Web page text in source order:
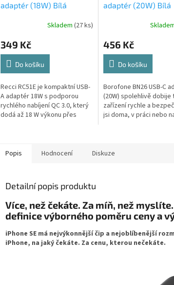
adaptér (18W) Bílá
Skladem (27 ks)
349 Kč
Do košíku
Recci RC51E je kompaktní USB-
A adaptér 18W s podporou
rychlého nabíjení QC 3.0, který
dodá až 18 W výkonu přes
adaptér (20W) Bílá
456 Kč
Do košíku
Borofone BN26 USB-C
(20W) spolehlivě dobije
zařízení rychle a
jsi doma, v práci nebo
Popis Hodnocení Diskuze
Detailní popis produktu
Více, než čekáte. Za míň, než
definice výborného poměru ceny a
iPhone SE má nejvýkonnější čip a nejoblíbenější
iPhone, na jaký čekáte. Za cenu, kterou nečekáte.